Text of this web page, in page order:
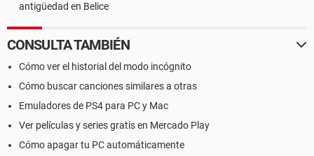
antigüedad en Belice
CONSULTA TAMBIÉN
Cómo ver el historial del modo incógnito
Cómo buscar canciones similares a otras
Emuladores de PS4 para PC y Mac
Ver películas y series gratis en Mercado Play
Cómo apagar tu PC automáticamente